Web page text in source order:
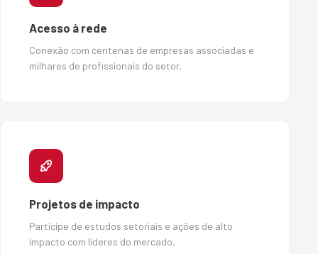
Acesso à rede
Conexão com centenas de empresas associadas e
milhares de profissionais do setor.
Projetos de impacto
Participe de estudos setoriais e ações de alto
impacto com líderes do mercado.